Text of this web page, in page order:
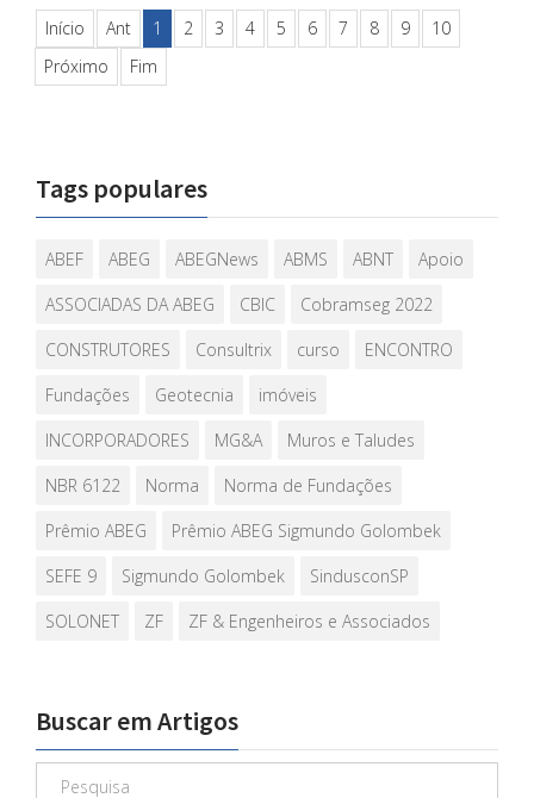
Início Ant 1 2 3 4 5 6 7 8 9
10
Próximo
Fim
Tags populares
ABEF ABEG ABEGNews ABMS ABNT
Apoio
ASSOCIADAS DA ABEG
CBIC
Cobramseg 2022
CONSTRUTORES
Consultrix curso
ENCONTRO
Fundações
Geotecnia
imóveis
INCORPORADORES
MG&A
Muros e Taludes
NBR 6122
Norma
Norma de Fundações
Prêmio ABEG
Prêmio ABEG Sigmundo Golombek
SEFE 9
Sigmundo Golombek
SindusconSP
SOLONET
ZF ZF & Engenheiros e Associados
Buscar em Artigos